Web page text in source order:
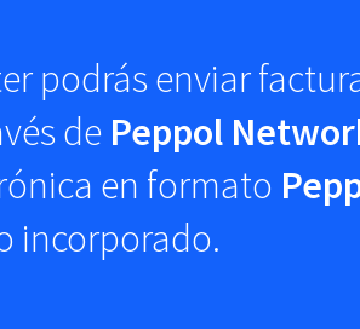
podrás enviar
de Peppol
en formato
incorporado.